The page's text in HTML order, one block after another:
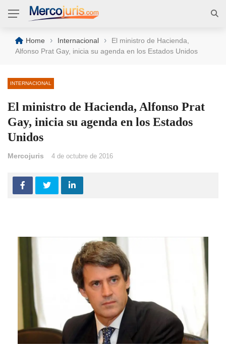
Home › Internacional ›
El ministro de Hacienda,
Alfonso Prat Gay, inicia su agenda en los Estados Unidos
INTERNACIONAL
El ministro de Hacienda, Alfonso Prat
Gay, inicia su agenda en los Estados
Unidos
Mercojuris 4 de octubre de 2016